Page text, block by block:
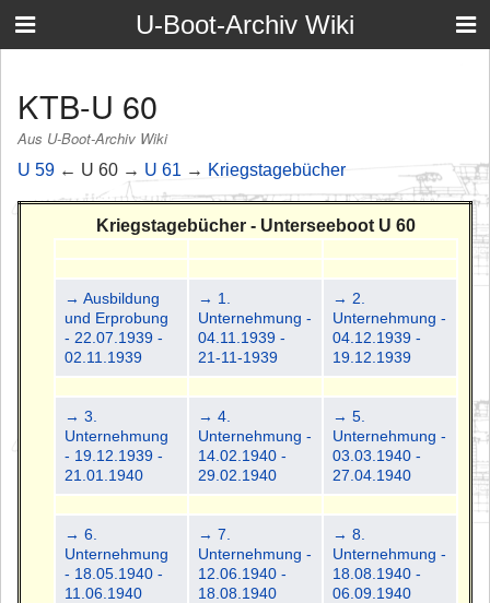
U-Boot-Archiv Wiki
KTB-U 60
Aus U-Boot-Archiv Wiki
U 59 ← U 60 → U 61 → Kriegstagebücher
Kriegstagebücher - Unterseeboot U 60
→ Ausbildung
und Erprobung
- 22.07.1939 -
02.11.1939
→ 1.
Unternehmung -
04.11.1939 -
21-11-1939
→ 2.
Unternehmung -
04.12.1939 -
19.12.1939
→ 3.
Unternehmung
- 19.12.1939 -
21.01.1940
→ 4.
Unternehmung -
14.02.1940 -
29.02.1940
→ 5.
Unternehmung -
03.03.1940 -
27.04.1940
→ 6.
Unternehmung
- 18.05.1940 -
11.06.1940
→ 7.
Unternehmung -
12.06.1940 -
18.08.1940
→ 8.
Unternehmung -
18.08.1940 -
06.09.1940